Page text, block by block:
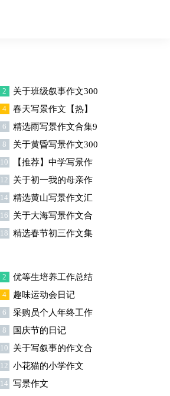
2
关于班级叙事作文300
字四篇
4 春天写景作文【热】
6
精选雨写景作文合集9
篇
8
关于黄昏写景作文300
字7篇
10
【推荐】中学写景作
文汇总7篇
12
关于初一我的母亲作
文7篇
14 精选黄山写景作文汇
总八篇
16
关于大海写景作文合
集八篇
18 精选春节初三作文集
2 优等生培养工作总结
4 趣味运动会日记
6
采购员个人年终工作
总结
8 国庆节的日记
10
关于写叙事的作文合
集七篇
12 小花猫的小学作文
14 写景作文